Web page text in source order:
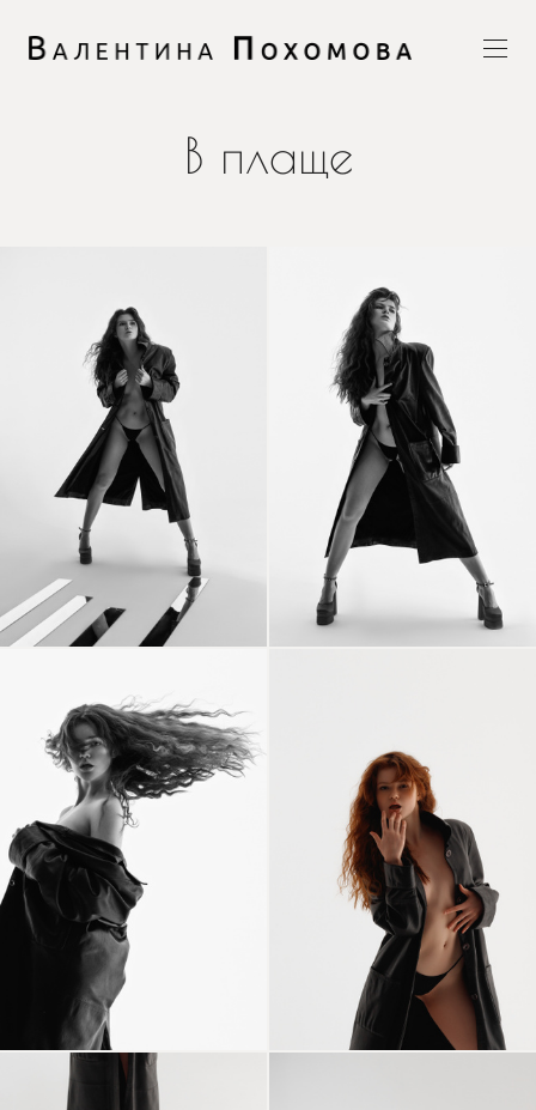
В плаще